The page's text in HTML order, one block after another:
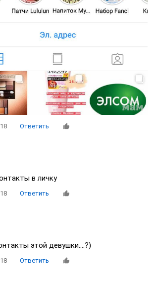
Ответить
в личку
Ответить
этой девушки....?)
Ответить